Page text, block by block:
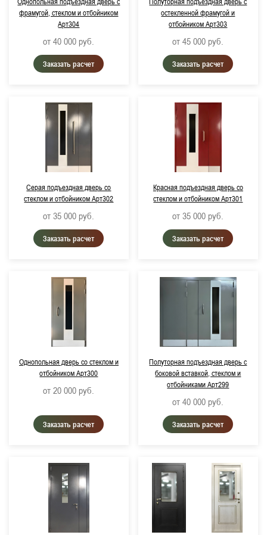
Не важно
до 3 дней
Цвет изделия:
RAL 9016, Транспортный белый
RAL 9006, Бело-алюминиевый (металлик)
RAL 9007, Серо-алюминиевый (металлик)
RAL 7016, Антрацитово-серый
RAL 7038, Агатово-серый
RAL 8017, Шоколадно-коричневый
RAL 3020, Транспортный красный
RAL 5005, Сигнальный синий
RAL 6005, Мохово-зеленый
RAL 1015, Светлая слоновая кость
фрамугой, стеклом и отбойником
Арт304
от 40 000 руб.
Заказать расчет
остекленной фрамугой и
отбойником Арт303
от 45 000 руб.
Заказать расчет
Серая подъездная дверь со
стеклом и отбойником Арт302
от 35 000 руб.
Заказать расчет
Красная подъездная дверь со
стеклом и отбойником Арт301
от 35 000 руб.
Заказать расчет
Однопольная дверь со стеклом и
отбойником Арт300
от 20 000 руб.
Заказать расчет
Полуторная подъездная дверь с
боковой вставкой, стеклом и
отбойниками Арт299
от 40 000 руб.
Заказать расчет